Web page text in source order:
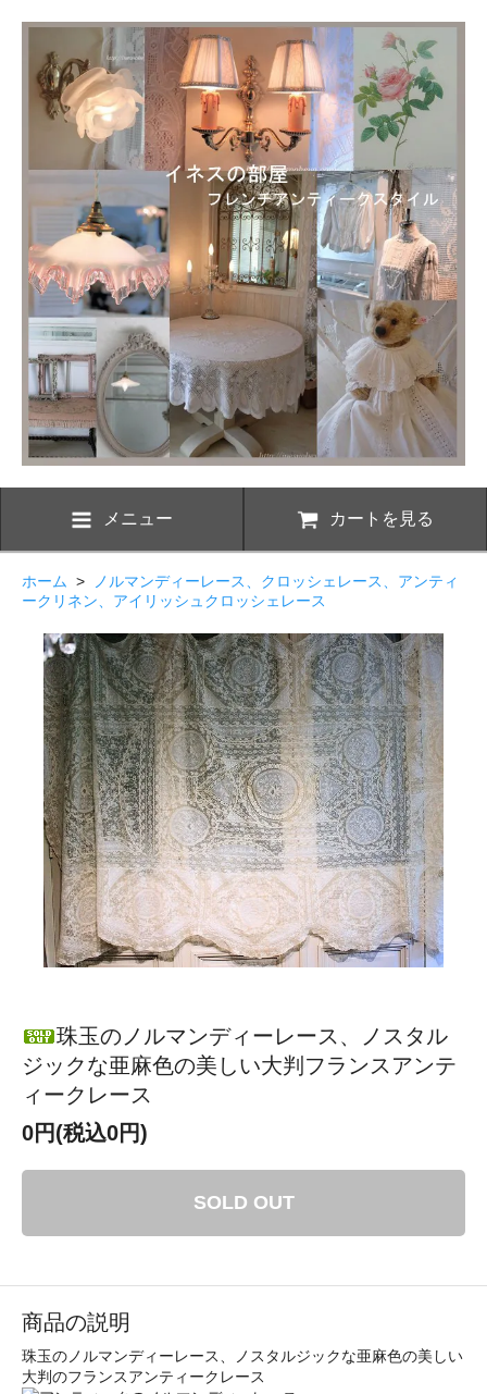
メニュー カートを見る
ホーム >
ノルマンディーレース、クロッシェレース、アンティ
ークリネン、アイリッシュクロッシェレース
珠玉のノルマンディーレース、ノスタル
ジックな亜麻色の美しい大判フランスアンテ
ィークレース
0円(税込0円)
SOLD OUT
商品の説明
珠玉のノルマンディーレース、ノスタルジックな亜麻色の美しい
大判のフランスアンティークレース